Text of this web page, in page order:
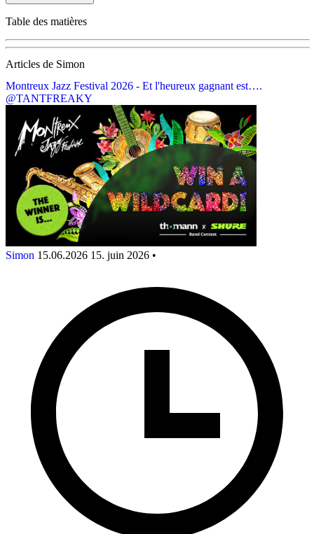
Table des matières
Articles de Simon
Montreux Jazz Festival 2026 - Et l'heureux gagnant est….
@TANTFREAKY
Simon 15.06.2026 15. juin 2026 •